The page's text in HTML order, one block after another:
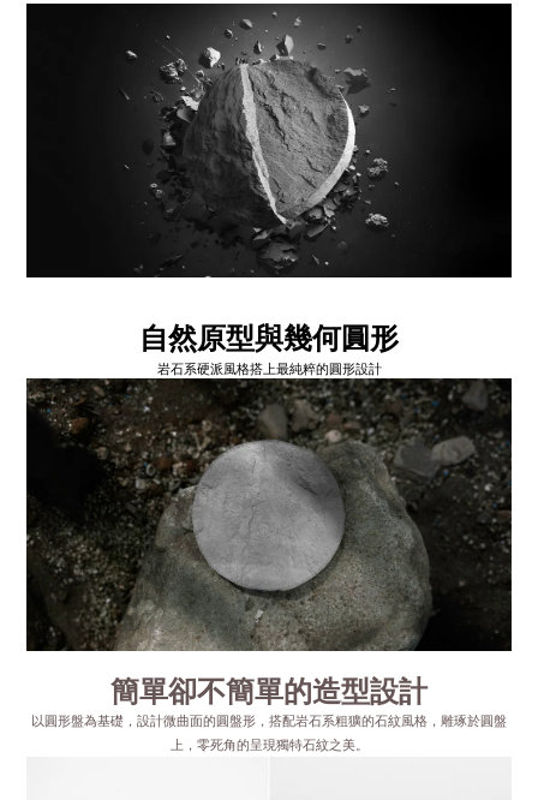
自然原型與幾何圓形
岩石系硬派風格搭上最純粹的圓形設計
簡單卻不簡單的造型設計
以圓形盤為基礎，設計微曲面的圓盤形，搭配岩石系粗獷的石紋風格，雕琢於圓盤
上，零死角的呈現獨特石紋之美。